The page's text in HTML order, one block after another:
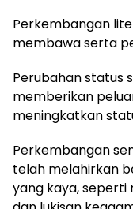
Perkembangan
membawa serta
Perubahan status
memberikan
meningkatkan
Perkembangan
telah melahirkan
yang kaya, seperti